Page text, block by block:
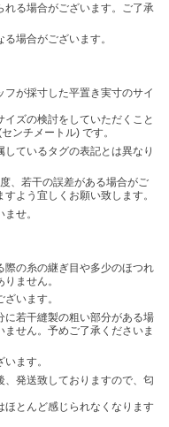
れる場合がございます。ご了承
場合がございます。
が採寸した平置き実寸のサイ
ズの検討をしていただくこと
ンチメートル) です。
ているタグの表記とは異なり
、若干の誤差がある場合がご
よう宜しくお願い致します。
せ。
際の糸の継ぎ目や多少のほつれ
ません。
います。
に若干縫製の粗い部分がある場
せん。予めご了承くださいま
ます。
発送致しておりますので、匂
ほとんど感じられなくなります